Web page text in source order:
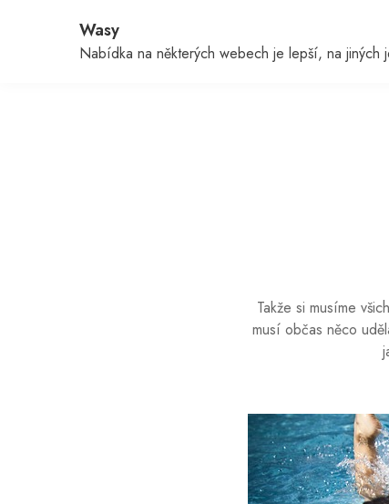
Wasy
Nabídka na některých webech je lepší, na
Takže si musíme
musí občas něco